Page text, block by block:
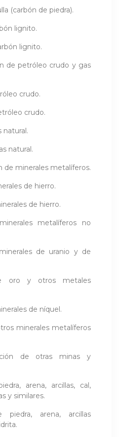
(carbón de piedra).
lignito.
lignito.
de petróleo crudo y gas
crudo.
crudo.
natural.
natural.
de minerales metalíferos.
de hierro.
de hierro.
metalíferos no
de uranio y de
oro y otros metales
de níquel.
minerales metalíferos
de otras minas y
arena, arcillas, cal,
y similares.
piedra, arena, arcillas